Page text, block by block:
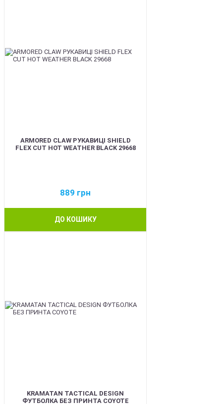
ARMORED CLAW РУКАВИЦІ SHIELD
FLEX CUT HOT WEATHER BLACK 29668
889 грн
ДО КОШИКУ
KRAMATAN TACTICAL DESIGN
ФУТБОЛКА БЕЗ ПРИНТА COYOTE